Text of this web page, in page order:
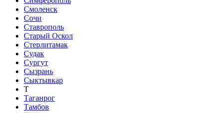
Смоленск
Сочи
Ставрополь
Старый Оскол
Стерлитамак
Судак
Сургут
Сызрань
Сыктывкар
Т
Таганрог
Тамбов